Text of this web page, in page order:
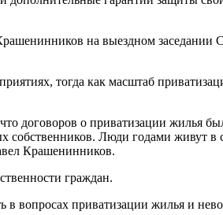
на выездном заседании
тогда как масштаб
договоров о приватизации жилья
собственников. Люди годами живут в
Крашенинников.
граждан.
вопросах приватизации жилья и